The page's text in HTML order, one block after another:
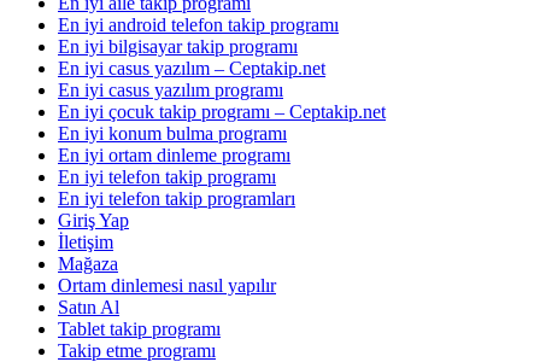
En iyi android telefon takip programı
En iyi bilgisayar takip programı
En iyi casus yazılım – Ceptakip.net
En iyi casus yazılım programı
En iyi çocuk takip programı – Ceptakip.net
En iyi konum bulma programı
En iyi ortam dinleme programı
En iyi telefon takip programı
En iyi telefon takip programları
Giriş Yap
İletişim
Mağaza
Ortam dinlemesi nasıl yapılır
Satın Al
Tablet takip programı
Takip etme programı